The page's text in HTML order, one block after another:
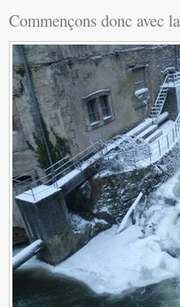
Commençons donc avec la